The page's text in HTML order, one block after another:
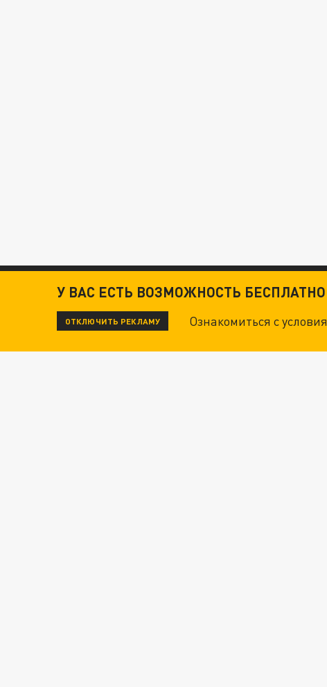
У ВАС ЕСТЬ ВОЗМОЖНОСТЬ
ОТКЛЮЧИТЬ РЕКЛАМУ Ознакомиться с